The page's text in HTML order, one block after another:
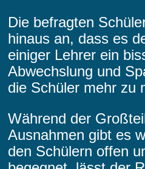
Die befragten
hinaus an, dass es
einiger Lehrer ein
Abwechslung und
die Schüler mehr zu
Während der
Ausnahmen gibt es
den Schülern offen